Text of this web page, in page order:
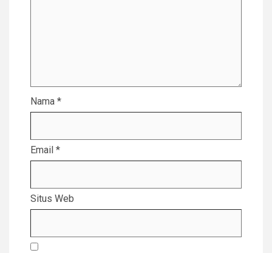
Nama *
Email *
Situs Web